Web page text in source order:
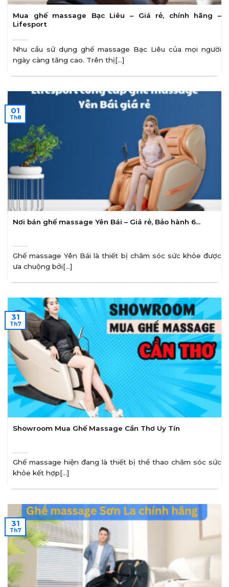
Mua ghế massage Bạc Liêu – Giá rẻ, chính hãng –
Lifesport
Nhu cầu sử dụng ghế massage Bạc Liêu của mọi người
ngày càng tăng cao. Trên thị[...]
Nơi bán ghế massage Yên Bái – Giá rẻ, Bảo hành 6…
Ghế massage Yên Bái là thiết bị chăm sóc sức khỏe được
ưa chuộng bởi[...]
01
Th8
Showroom Mua Ghế Massage Cần Thơ Uy Tín
Ghế massage hiện đang là thiết bị thể thao chăm sóc sức
khỏe kết hợp[...]
31
Th7
31
Th7